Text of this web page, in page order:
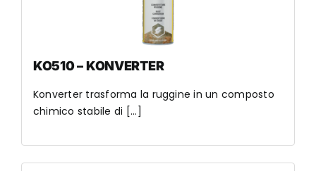
KO510 – KONVERTER
Konverter trasforma la ruggine in un composto
chimico stabile di [...]